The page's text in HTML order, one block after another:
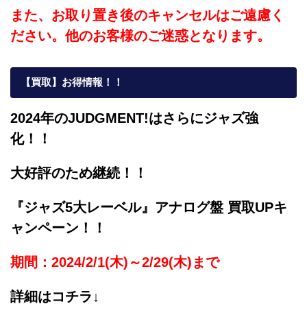
また、お取り置き後のキャンセルはご遠慮く
ださい。他のお客様のご迷惑となります。
【買取】お得情報！！
2024年のJUDGMENT!はさらにジャズ強
化！！
大好評のため継続！！
『ジャズ5大レーベル』アナログ盤 買取UPキ
ャンペーン！！
期間：2024/2/1(木)～2/29(木)まで
詳細はコチラ↓